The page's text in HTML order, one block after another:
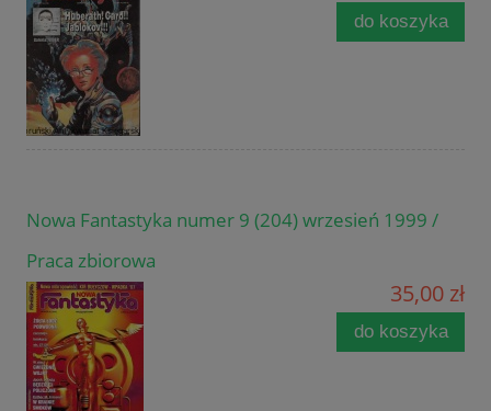
do koszyka
Nowa Fantastyka numer 9 (204) wrzesień 1999 /
Praca zbiorowa
35,00 zł
do koszyka